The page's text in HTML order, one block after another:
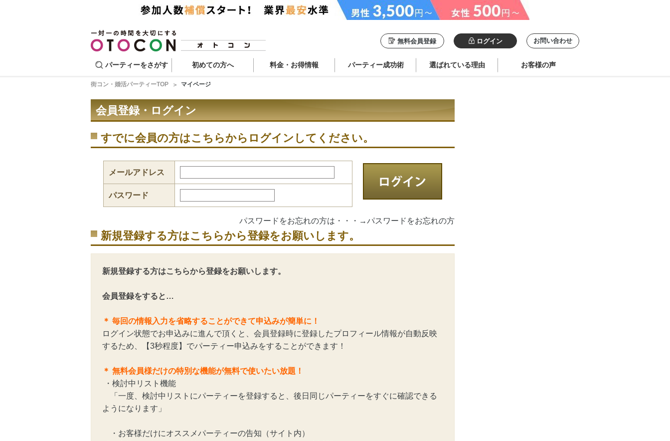
無料会員登録 ログイン お問い合わせ
パーティーをさがす 初めての方へ 料金・お得情報 パーティー成功術 選ばれている理由 お客様の声
街コン・婚活パーティーTOP マイページ
会員登録・ログイン
すでに会員の方はこちらからログインしてください。
メールアドレス
パスワード
パスワードをお忘れの方は・・・→パスワードをお忘れの方
新規登録する方はこちらから登録をお願いします。
新規登録する方はこちらから登録をお願いします。
会員登録をすると…
＊ 毎回の情報入力を省略することができて申込みが簡単に！
ログイン状態でお申込みに進んで頂くと、会員登録時に登録したプロフィール情報が自動反映
するため、【3秒程度】でパーティー申込みをすることができます！
＊ 無料会員様だけの特別な機能が無料で使いたい放題！
・検討中リスト機能
「一度、検討中リストにパーティーを登録すると、後日同じパーティーをすぐに確認できる
ようになります」
・お客様だけにオススメパーティーの告知（サイト内）